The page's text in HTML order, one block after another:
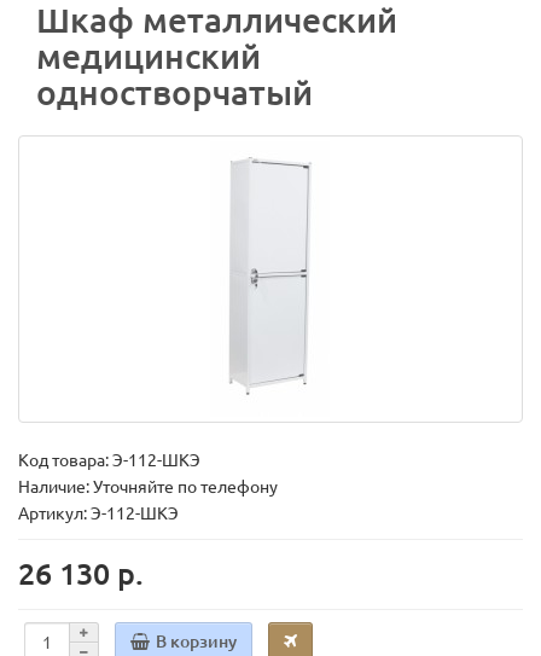
Шкаф металлический
медицинский
одностворчатый
Код товара:Э-112-ШКЭ
Наличие: Уточняйте по телефону
Артикул: Э-112-ШКЭ
26 130 р.
В корзину